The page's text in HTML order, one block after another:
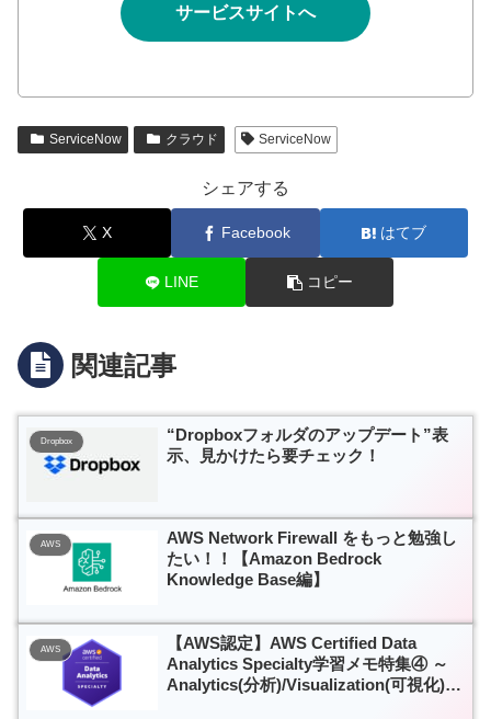
サービスサイトへ
ServiceNow クラウド ServiceNow
シェアする
X Facebook はてブ
LINE コピー
関連記事
Dropbox
“Dropboxフォルダのアップデート”表
示、見かけたら要チェック！
AWS
AWS Network Firewall をもっと勉強し
たい！！【Amazon Bedrock
Knowledge Base編】
AWS
【AWS認定】AWS Certified Data
Analytics Specialty学習メモ特集④ ～
Analytics(分析)/Visualization(可視化)編